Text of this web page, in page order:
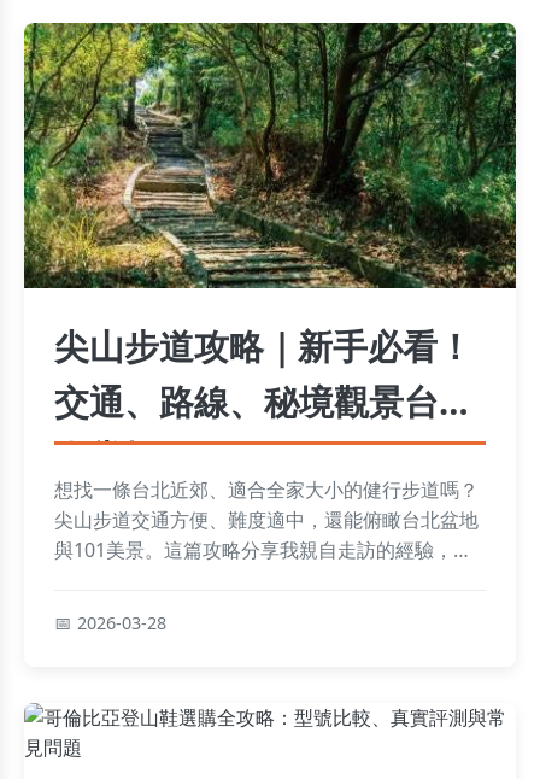
尖山步道攻略｜新手必看！
交通、路線、秘境觀景台一
次掌握
想找一條台北近郊、適合全家大小的健行步道嗎？
尖山步道交通方便、難度適中，還能俯瞰台北盆地
與101美景。這篇攻略分享我親自走訪的經驗，包
2026-03-28